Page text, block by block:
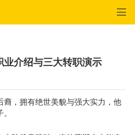
业介绍与三大转职演示
，拥有绝世美貌与强大实力，他